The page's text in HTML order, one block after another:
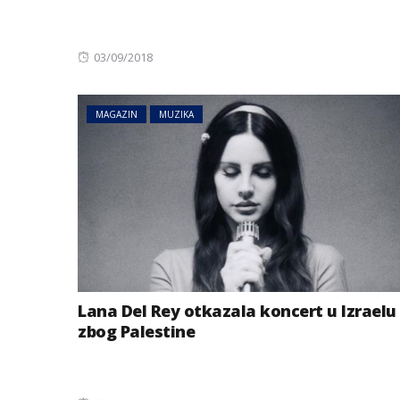
Posted
03/09/2018
MAGAZIN MUZIKA
Lana Del Rey otkazala koncert u Izraelu
zbog Palestine